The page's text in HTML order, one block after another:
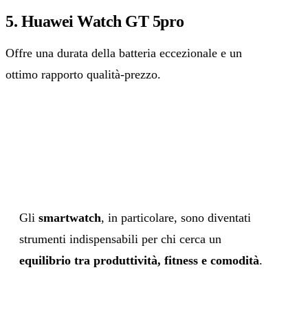
5. Huawei Watch GT 5pro
Offre una durata della batteria eccezionale e un
ottimo rapporto qualità-prezzo.
Gli smartwatch, in particolare, sono diventati
strumenti indispensabili per chi cerca un
equilibrio tra produttività, fitness e comodità.